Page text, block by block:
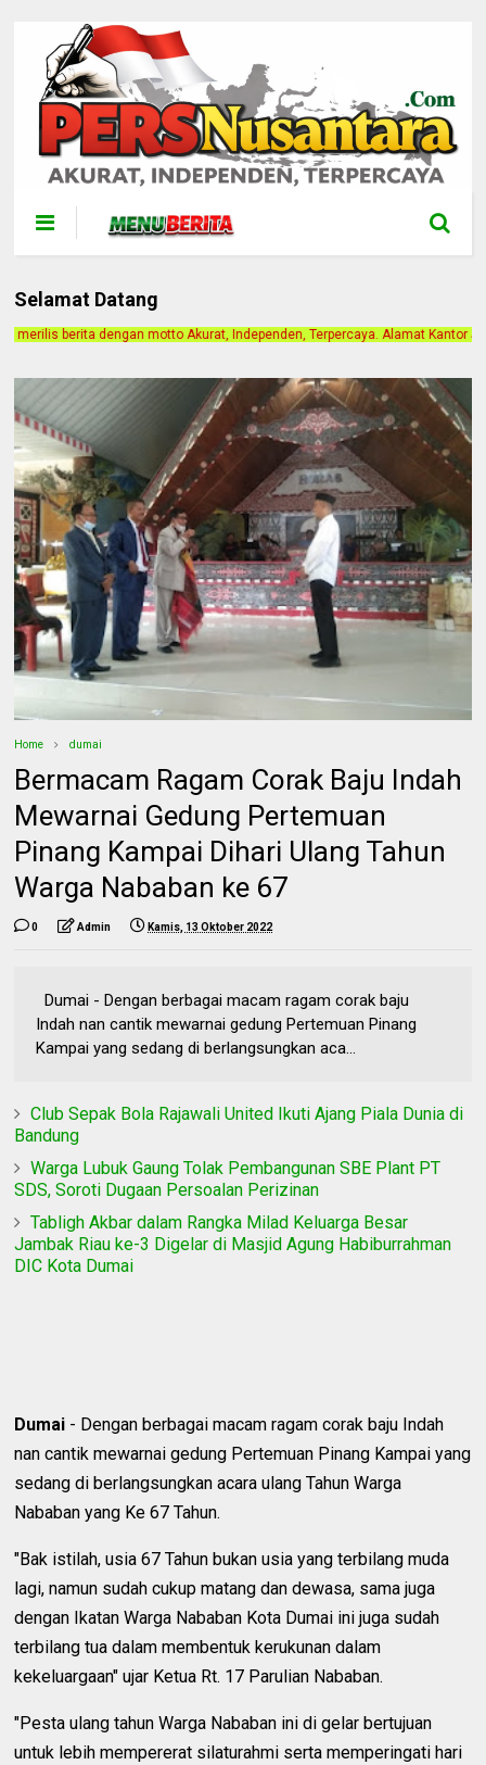
Selamat Datang
Independen, Terpercaya. Alamat Kantor Jalan Bintan Gang Paris 1.
Home dumai
Bermacam Ragam Corak Baju Indah
Mewarnai Gedung Pertemuan
Pinang Kampai Dihari Ulang Tahun
Warga Nababan ke 67
0 Admin Kamis, 13 Oktober 2022
Dumai - Dengan berbagai macam ragam corak baju
Indah nan cantik mewarnai gedung Pertemuan Pinang
Kampai yang sedang di berlangsungkan aca...
Club Sepak Bola Rajawali United Ikuti Ajang Piala Dunia di
Bandung
Warga Lubuk Gaung Tolak Pembangunan SBE Plant PT
SDS, Soroti Dugaan Persoalan Perizinan
Tabligh Akbar dalam Rangka Milad Keluarga Besar
Jambak Riau ke-3 Digelar di Masjid Agung Habiburrahman
DIC Kota Dumai
Dumai - Dengan berbagai macam ragam corak baju Indah
nan cantik mewarnai gedung Pertemuan Pinang Kampai yang
sedang di berlangsungkan acara ulang Tahun Warga
Nababan yang Ke 67 Tahun.
"Bak istilah, usia 67 Tahun bukan usia yang terbilang muda
lagi, namun sudah cukup matang dan dewasa, sama juga
dengan Ikatan Warga Nababan Kota Dumai ini juga sudah
terbilang tua dalam membentuk kerukunan dalam
kekeluargaan" ujar Ketua Rt. 17 Parulian Nababan.
"Pesta ulang tahun Warga Nababan ini di gelar bertujuan
untuk lebih mempererat silaturahmi serta memperingati hari